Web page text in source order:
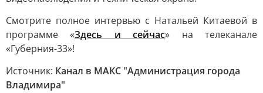
Смотрите полное интервью с Натальей Китаевой в
программе «Здесь и сейчас» на телеканале
«Губерния-33»!
Источник: Канал в МАКС "Администрация города
Владимира"